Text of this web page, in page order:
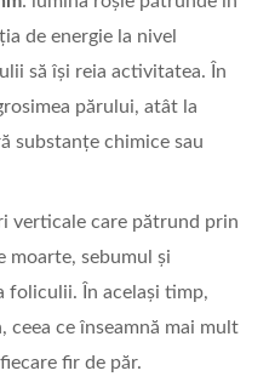
de energie la nivel
să își reia activitatea. În
părului, atât la
substanțe chimice sau
verticale care pătrund prin
moarte, sebumul și
foliculii. În același timp,
ce înseamnă mai mult
fir de păr.